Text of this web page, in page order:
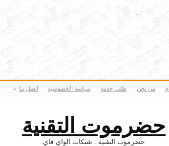
من نحن طلب خدمة سياسة الخصوصية اتصل بنا
حضرموت التقنية
حضرموت التقنية : شبكات الواي فاي